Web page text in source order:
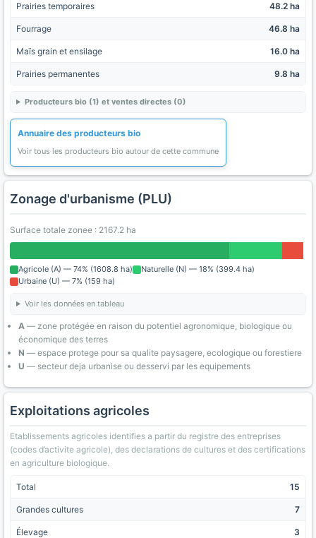
Prairies temporaires 48.2 ha
Fourrage 46.8 ha
Maïs grain et ensilage 16.0 ha
Prairies permanentes 9.8 ha
Producteurs bio (1) et ventes directes (0)
Annuaire des producteurs bio
Voir tous les producteurs bio autour de cette commune
Zonage d'urbanisme (PLU)
Surface totale zonee : 2167.2 ha
Agricole (A) — 74% (1608.8 ha)
Naturelle (N) — 18% (399.4 ha)
Urbaine (U) — 7% (159 ha)
Voir les données en tableau
A — zone protégée en raison du potentiel agronomique, biologique ou
économique des terres
N — espace protege pour sa qualite paysagere, ecologique ou forestiere
U — secteur deja urbanise ou desservi par les equipements
Exploitations agricoles
Etablissements agricoles identifies a partir du registre des entreprises
(codes d’activite agricole), des declarations de cultures et des certifications
en agriculture biologique.
Total 15
Grandes cultures 7
Élevage 3